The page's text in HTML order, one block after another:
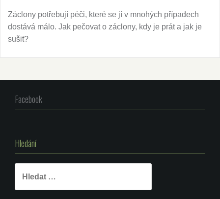
Záclony potřebují péči, které se jí v mnohých případech
dostává málo. Jak pečovat o záclony, kdy je prát a jak je
sušit?
Facebook
Hledání